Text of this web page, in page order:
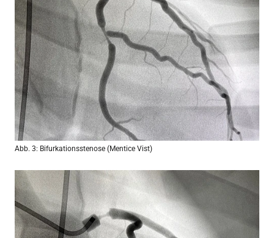
Abb. 3: Bifurkationsstenose (Mentice Vist)